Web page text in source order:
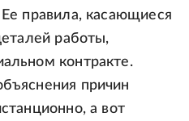
правила, касающиеся
работы,
контракте.
причин
а вот